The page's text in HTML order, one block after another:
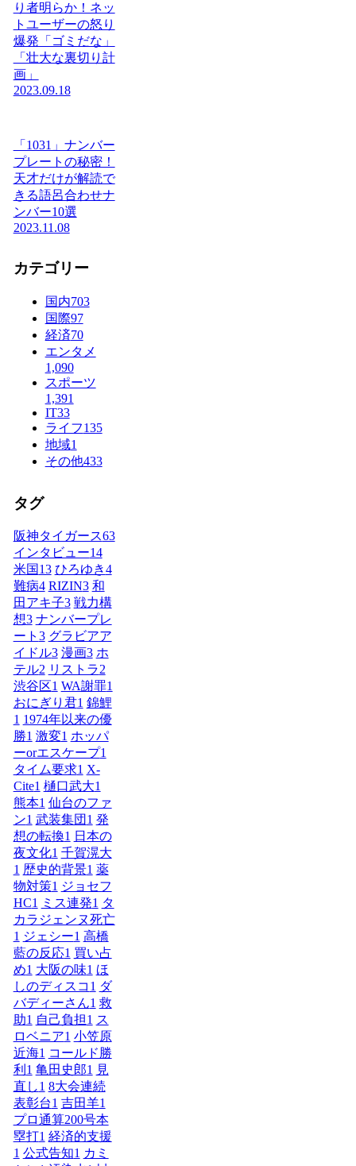
り者明らか！ネッ
トユーザーの怒り
爆発「ゴミだな」
「壮大な裏切り計
画」
2023.09.18
「1031」ナンバー
プレートの秘密！
天才だけが解読で
きる語呂合わせナ
ンバー10選
2023.11.08
カテゴリー
国内703
国際97
経済70
エンタメ
1,090
スポーツ
1,391
IT33
ライフ135
地域1
その他433
タグ
阪神タイガース63
インタビュー14
米国13 ひろゆき4
難病4 RIZIN3 和
田アキ子3 戦力構
想3 ナンバープレ
ート 3 グラビアア
イドル3 漫画3 ホ
テル2 リストラ2
渋谷区1 WA謝罪1
おにぎり君1 錦鯉
1 1974年以来の優
勝1 激変1 ホッパ
ーorエスケープ1
タイム要求1 X-
Cite1 樋口武大1
熊本1 仙台のファ
ン1 武装集団 1 発
想の転換1 日本の
夜文化1 千賀滉大
1 歴史的背景1 薬
物対策1 ジョセフ
HC1 ミス連発1 タ
カラジェンヌ死亡
1 ジェシー1 高橋
藍の反応1 買い占
め1 大阪の味1 ほ
しのディスコ 1 ダ
バディーさん1 救
助1 自己負担1 ス
ロベニア1 小笠原
近海1 コールド勝
利 1 亀田史郎1 見
直し1 8大会連続
表彰台1 吉田羊1
プロ通算200号本
塁打1 経済的支援
1 公式告知1 カミ